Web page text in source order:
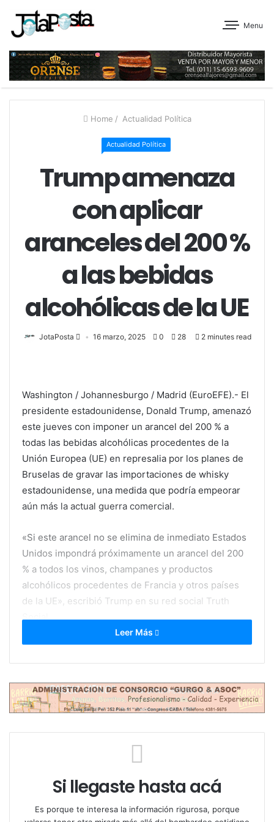
Menu
Home / Actualidad Política
Actualidad Política
Trump amenaza
con aplicar
aranceles del 200 %
a las bebidas
alcohólicas de la UE
JotaPosta 16 marzo, 2025 0 28 2 minutes read
Washington / Johannesburgo / Madrid (EuroEFE).- El
presidente estadounidense, Donald Trump, amenazó
este jueves con imponer un arancel del 200 % a
todas las bebidas alcohólicas procedentes de la
Unión Europea (UE) en represalia por los planes de
Bruselas de gravar las importaciones de whisky
estadounidense, una medida que podría empeorar
aún más la actual guerra comercial.
«Si este arancel no se elimina de inmediato Estados
Unidos impondrá próximamente un arancel del 200
% a todos los vinos, champanes y productos
alcohólicos procedentes de Francia y otros países
de la UE», escribió Trump en su red social Truth
Social.
Trump añadió que la medida que amenaza con
imponer «beneficiará enormemente al sector del
vino y el champán en Estados Unidos» y volvió a
cargar contra la UE a la que acusó de haber sido
fundada «con el solo propósito de aprovecharse de
Leer Más
Si llegaste hasta acá
Es porque te interesa la información rigurosa, porque